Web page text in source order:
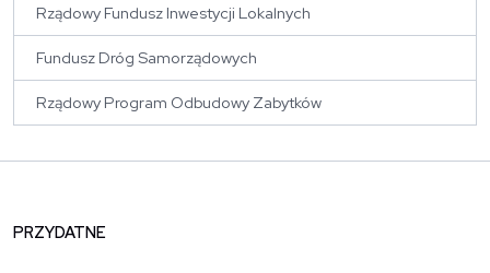
Rządowy Fundusz Inwestycji Lokalnych
Fundusz Dróg Samorządowych
Rządowy Program Odbudowy Zabytków
PRZYDATNE